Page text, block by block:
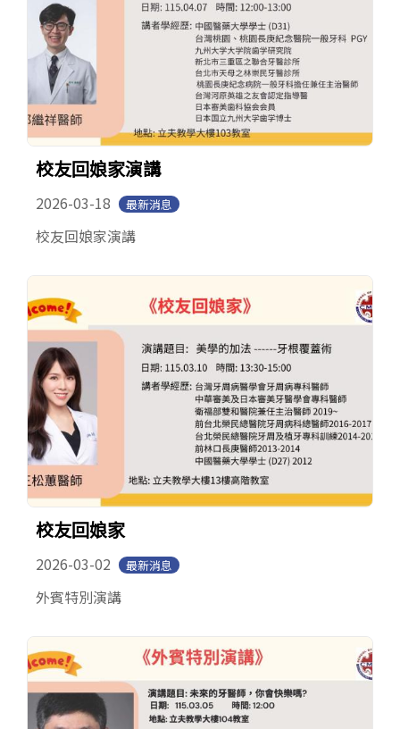
校友回娘家演講
2026-03-18 最新消息
校友回娘家演講
校友回娘家
2026-03-02 最新消息
外賓特別演講